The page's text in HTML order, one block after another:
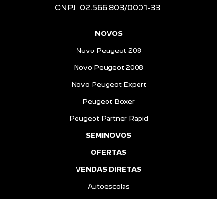
CNPJ: 02.566.803/0001-33
NOVOS
Novo Peugeot 208
Novo Peugeot 2008
Novo Peugeot Expert
Peugeot Boxer
Peugeot Partner Rapid
SEMINOVOS
OFERTAS
VENDAS DIRETAS
Autoescolas